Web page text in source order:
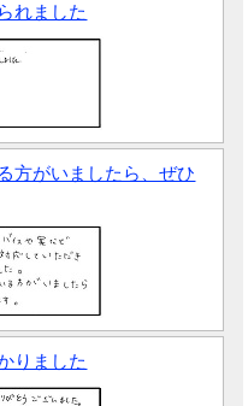
れました
方がいましたら、ぜひ
りました